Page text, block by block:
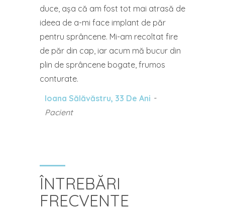
duce, așa că am fost tot mai atrasă de
ideea de a-mi face implant de păr
pentru sprâncene. Mi-am recoltat fire
de păr din cap, iar acum mă bucur din
plin de sprâncene bogate, frumos
conturate.
Ioana Sălăvăstru, 33 De Ani
Pacient
ÎNTREBĂRI
FRECVENTE